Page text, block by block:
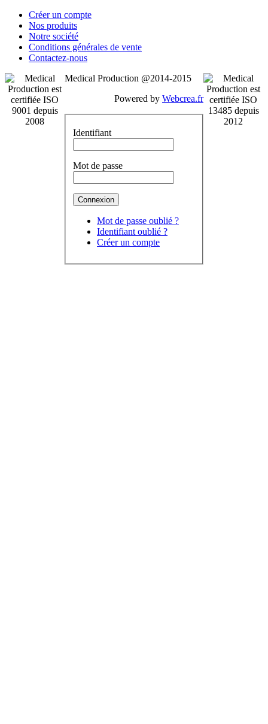
Créer un compte
Nos produits
Notre société
Conditions générales de vente
Contactez-nous
Medical Production @2014-2015
Powered by Webcrea.fr
Identifiant
Mot de passe
Mot de passe oublié ?
Identifiant oublié ?
Créer un compte